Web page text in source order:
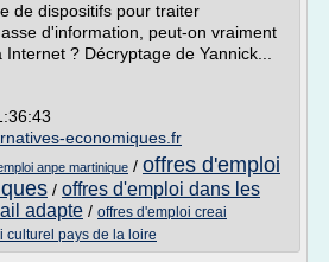
de dispositifs pour traiter
d'information, peut-on vraiment
? Décryptage de Yannick...
economiques.fr
anpe martinique / offres d'emploi
/ offres d'emploi dans les
adapte / offres d'emploi creai
culturel pays de la loire